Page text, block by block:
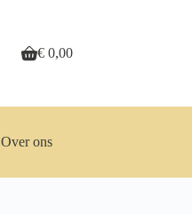
Winkelwagen
€0,00
Over ons